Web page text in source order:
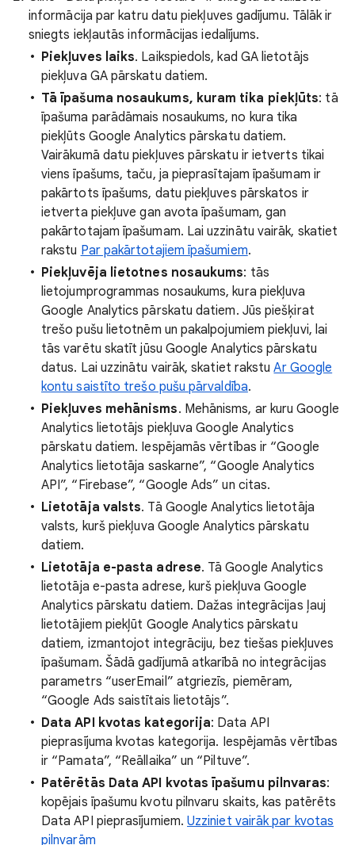
informācija par katru datu piekļuves gadījumu. Tālāk ir
sniegts iekļautās informācijas iedalījums.
Piekļuves laiks. Laikspiedols, kad GA lietotājs
piekļuva GA pārskatu datiem.
Tā īpašuma nosaukums, kuram tika piekļūts: tā
īpašuma parādāmais nosaukums, no kura tika
piekļūts Google Analytics pārskatu datiem.
Vairākumā datu piekļuves pārskatu ir ietverts tikai
viens īpašums, taču, ja pieprasītajam īpašumam ir
pakārtots īpašums, datu piekļuves pārskatos ir
ietverta piekļuve gan avota īpašumam, gan
pakārtotajam īpašumam. Lai uzzinātu vairāk, skatiet
rakstu Par pakārtotajiem īpašumiem.
Piekļuvēja lietotnes nosaukums: tās
lietojumprogrammas nosaukums, kura piekļuva
Google Analytics pārskatu datiem. Jūs piešķirat
trešo pušu lietotnēm un pakalpojumiem piekļuvi, lai
tās varētu skatīt jūsu Google Analytics pārskatu
datus. Lai uzzinātu vairāk, skatiet rakstuAr Google
kontu saistīto trešo pušu pārvaldība.
Piekļuves mehānisms. Mehānisms, ar kuru Google
Analytics lietotājs piekļuva Google Analytics
pārskatu datiem. Iespējamās vērtības ir “Google
Analytics lietotāja saskarne”, “Google Analytics
API”, “Firebase”, “Google Ads” un citas.
Lietotāja valsts. Tā Google Analytics lietotāja
valsts, kurš piekļuva Google Analytics pārskatu
datiem.
Lietotāja e-pasta adrese. Tā Google Analytics
lietotāja e-pasta adrese, kurš piekļuva Google
Analytics pārskatu datiem. Dažas integrācijas ļauj
lietotājiem piekļūt Google Analytics pārskatu
datiem, izmantojot integrāciju, bez tiešas piekļuves
īpašumam. Šādā gadījumā atkarībā no integrācijas
parametrs “userEmail” atgriezīs, piemēram,
“Google Ads saistītais lietotājs”.
Data API kvotas kategorija: Data API
pieprasījuma kvotas kategorija. Iespējamās vērtības
ir “Pamata”, “Reāllaika” un “Piltuve”.
Patērētās Data API kvotas īpašumu pilnvaras:
kopējais īpašumu kvotu pilnvaru skaits, kas patērēts
Data API pieprasījumiem.Uzziniet vairāk par kvotas
pilnvarām